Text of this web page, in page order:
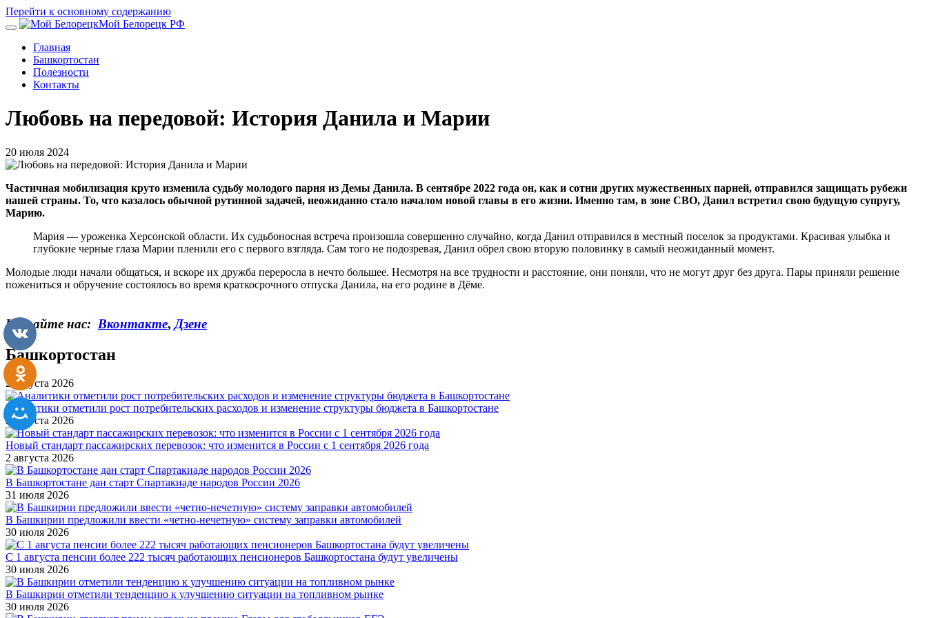
Перейти к основному содержанию
Мой Белорецк РФ
Главная
Башкортостан
Полезности
Контакты
Любовь на передовой: История Данила и Марии
20 июля 2024
Частичная мобилизация круто изменила судьбу молодого парня из Демы Данила. В сентябре 2022 года он, как и сотни других мужественных парней, отправился защищать рубежи
нашей страны. То, что казалось обычной рутинной задачей, неожиданно стало началом новой главы в его жизни. Именно там, в зоне СВО, Данил встретил свою будущую супругу,
Марию.
Мария — уроженка Херсонской области. Их судьбоносная встреча произошла совершенно случайно, когда Данил отправился в местный поселок за продуктами. Красивая улыбка и
глубокие черные глаза Марии пленили его с первого взгляда. Сам того не подозревая, Данил обрел свою вторую половинку в самый неожиданный момент.
Молодые люди начали общаться, и вскоре их дружба переросла в нечто большее. Несмотря на все трудности и расстояние, они поняли, что не могут друг без друга. Пары приняли решение
пожениться и обручение состоялось во время краткосрочного отпуска Данила, на его родине в Дёме.
Читайте нас: Вконтакте, Дзене
Башкортостан
2 августа 2026
Аналитики отметили рост потребительских расходов и изменение структуры бюджета в Башкортостане
2 августа 2026
Новый стандарт пассажирских перевозок: что изменится в России с 1 сентября 2026 года
2 августа 2026
В Башкортостане дан старт Спартакиаде народов России 2026
31 июля 2026
В Башкирии предложили ввести «четно-нечетную» систему заправки автомобилей
30 июля 2026
С 1 августа пенсии более 222 тысяч работающих пенсионеров Башкортостана будут увеличены
30 июля 2026
В Башкирии отметили тенденцию к улучшению ситуации на топливном рынке
30 июля 2026